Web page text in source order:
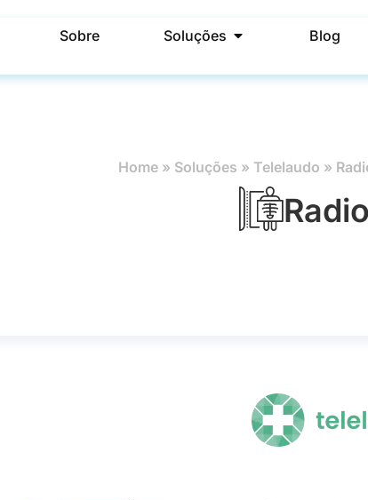
Sobre Soluções Blog
Home» Soluções » Telelaudo »